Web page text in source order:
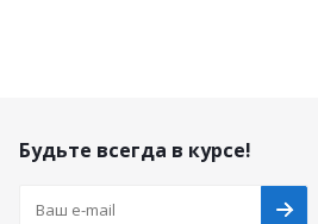
Будьте всегда в курсе!